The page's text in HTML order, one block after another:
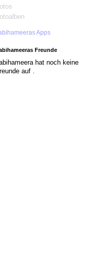
Apps
Freunde
hat noch keine
auf .